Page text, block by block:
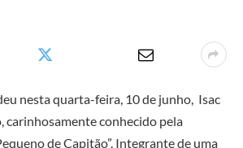
nesta quarta-feira, 10 de junho, Isac
carinhosamente conhecido pela
de Capitão”. Integrante de uma